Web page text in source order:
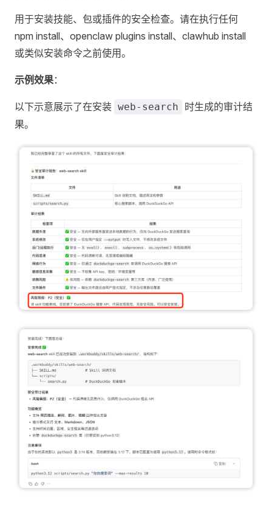
用于安装技能、包或插件的安全检查。请在执行任何
npm install、openclaw plugins install、clawhub install
或类似安装命令之前使用。
示例效果：
以下示意展示了在安装 web-search
时生成的审计结
果。